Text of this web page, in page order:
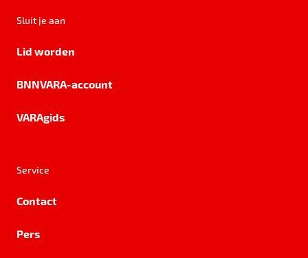
Sluit je aan
Lid worden
BNNVARA-account
VARAgids
Service
Contact
Pers